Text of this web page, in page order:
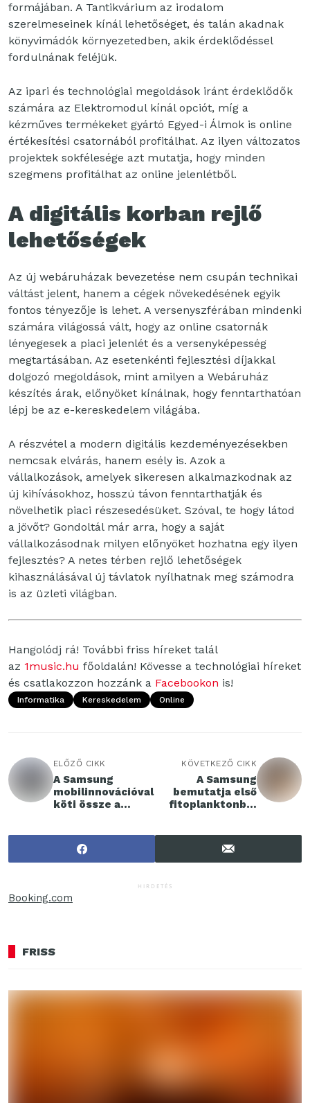
formájában. A Tantikvárium az irodalom
szerelmeseinek kínál lehetőséget, és talán akadnak
könyvimádók környezetedben, akik érdeklődéssel
fordulnának feléjük.
Az ipari és technológiai megoldások iránt érdeklődők
számára az Elektromodul kínál opciót, míg a
kézműves termékeket gyártó Egyed-i Álmok is online
értékesítési csatornából profitálhat. Az ilyen változatos
projektek sokfélesége azt mutatja, hogy minden
szegmens profitálhat az online jelenlétből.
A digitális korban rejlő
lehetőségek
Az új webáruházak bevezetése nem csupán technikai
váltást jelent, hanem a cégek növekedésének egyik
fontos tényezője is lehet. A versenyszférában mindenki
számára világossá vált, hogy az online csatornák
lényegesek a piaci jelenlét és a versenyképesség
megtartásában. Az esetenkénti fejlesztési díjakkal
dolgozó megoldások, mint amilyen a Webáruház
készítés árak, előnyöket kínálnak, hogy fenntarthatóan
lépj be az e-kereskedelem világába.
A részvétel a modern digitális kezdeményezésekben
nemcsak elvárás, hanem esély is. Azok a
vállalkozások, amelyek sikeresen alkalmazkodnak az
új kihívásokhoz, hosszú távon fenntarthatják és
növelhetik piaci részesedésüket. Szóval, te hogy látod
a jövőt? Gondoltál már arra, hogy a saját
vállalkozásodnak milyen előnyöket hozhatna egy ilyen
fejlesztés? A netes térben rejlő lehetőségek
kihasználásával új távlatok nyílhatnak meg számodra
is az üzleti világban.
Hangolódj rá! További friss híreket talál
az 1music.hu főoldalán! Kövesse a technológiai híreket
és csatlakozzon hozzánk a Facebookon is!
Informatika Kereskedelem Online
ELŐZŐ CIKK
A Samsung
mobilinnovációval
köti össze a
2026-os milánó-
cortinai olimpián
KÖVETKEZŐ CIKK
A Samsung
bemutatja első
fitoplanktonból
készült digitális
kijelzőjét
HIRDETÉS
Booking.com
FRISS